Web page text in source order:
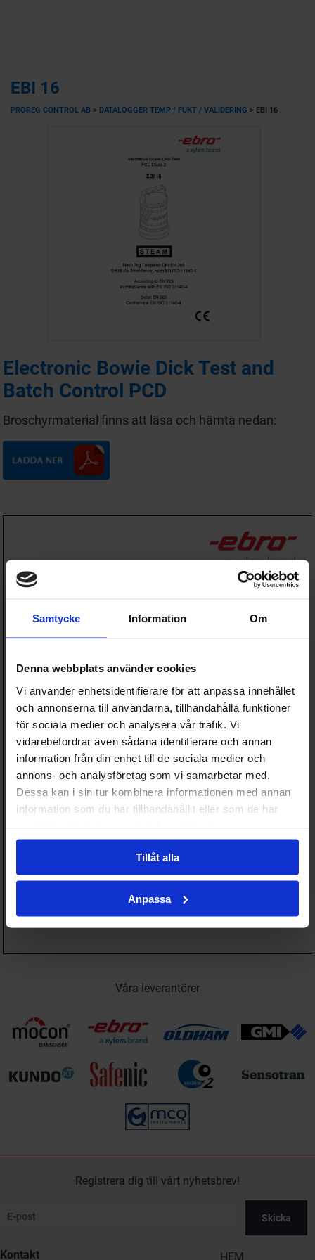
Samtycke Information Om
Denna webbplats använder cookies
Vi använder enhetsidentifierare för att anpassa innehållet
och annonserna till användarna, tillhandahålla funktioner
för sociala medier och analysera vår trafik. Vi
vidarebefordrar även sådana identifierare och annan
information från din enhet till de sociala medier och
annons- och analysföretag som vi samarbetar med.
Dessa kan i sin tur kombinera informationen med annan
information som du har tillhandahållit eller som de har
Tillåt alla
Anpassa
EBI 16
PROREG CONTROL AB > DATALOGGER TEMP / FUKT / VALIDERING > EBI 16
Electronic Bowie Dick Test and
Batch Control PCD
Broschyrmaterial finns att läsa och hämta nedan:
Våra leverantörer
Registrera dig till vårt nyhetsbrev!
Skicka
Kontakt HEM